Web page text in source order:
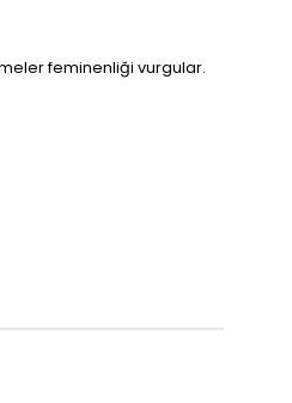
feminenliği vurgular.